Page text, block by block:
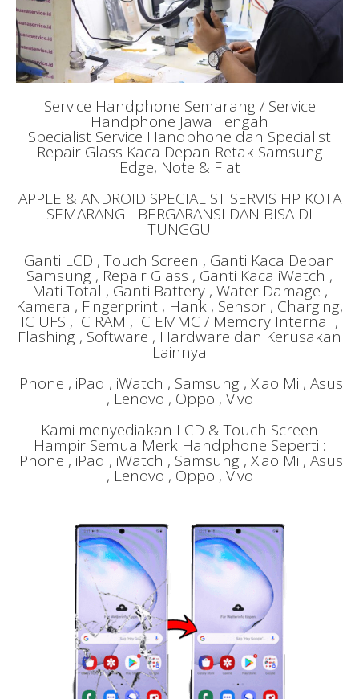
Service Handphone Semarang / Service
Handphone Jawa Tengah
Specialist Service Handphone dan Specialist
Repair Glass Kaca Depan Retak Samsung
Edge, Note & Flat
APPLE & ANDROID SPECIALIST SERVIS HP KOTA
SEMARANG - BERGARANSI DAN BISA DI
TUNGGU
Ganti LCD , Touch Screen , Ganti Kaca Depan
Samsung , Repair Glass , Ganti Kaca iWatch ,
Mati Total , Ganti Battery , Water Damage ,
Kamera , Fingerprint , Hank , Sensor , Charging,
IC UFS , IC RAM , IC EMMC / Memory Internal ,
Flashing , Software , Hardware dan Kerusakan
Lainnya
iPhone , iPad , iWatch , Samsung , Xiao Mi , Asus
, Lenovo , Oppo , Vivo
Kami menyediakan LCD & Touch Screen
Hampir Semua Merk Handphone Seperti :
iPhone , iPad , iWatch , Samsung , Xiao Mi , Asus
, Lenovo , Oppo , Vivo